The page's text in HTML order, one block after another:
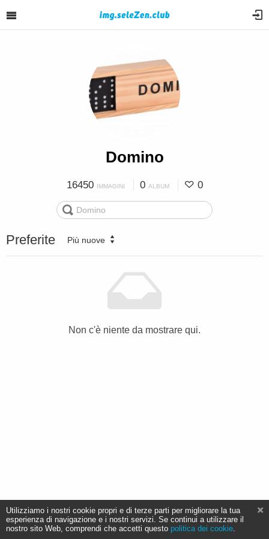
Domino
16450 IMMAGINI 0 ALBUM 0
Preferite Più nuove
Non c'è niente da mostrare qui.
Utilizziamo i nostri cookie propri e di terze parti per migliorare la tua
esperienza di navigazione e i nostri servizi. Se continui a utilizzare il
nostro sito Web, comprendi che accetti questo politica dei cookie.